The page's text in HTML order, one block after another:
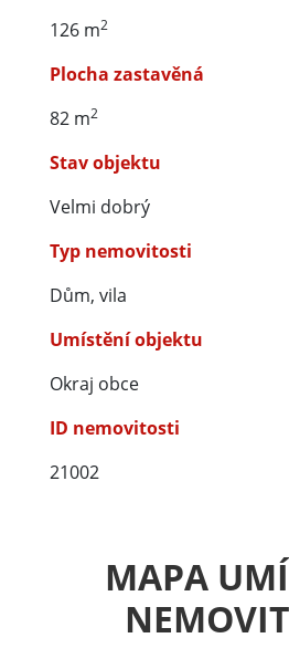
126 m2
Plocha zastavěná
82 m2
Stav objektu
Velmi dobrý
Typ nemovitosti
Dům, vila
Umístění objektu
Okraj obce
ID nemovitosti
21002
MAPA